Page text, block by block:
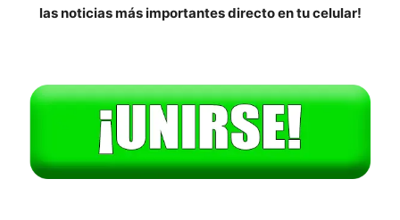
las noticias más importantes directo en tu celular!